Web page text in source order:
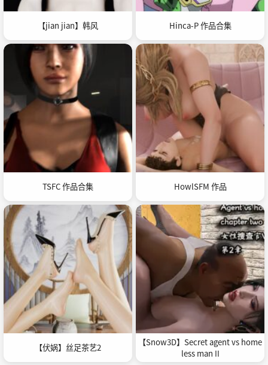
【jian jian】韩风 Hinca-P 作品合集
TSFC 作品合集 HowlSFM 作品
【伏娲】丝足茶艺2
【Snow3D】Secret agent vs home
less man II